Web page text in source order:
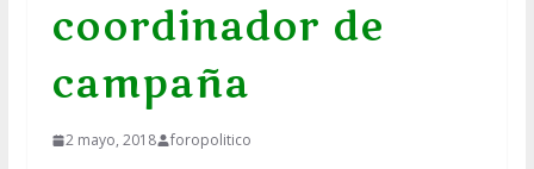
coordinador de
campaña
2 mayo, 2018 foropolitico